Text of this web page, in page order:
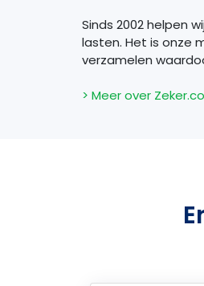
Sinds 2002 helpen
lasten. Het is onze
verzamelen
> Meer over